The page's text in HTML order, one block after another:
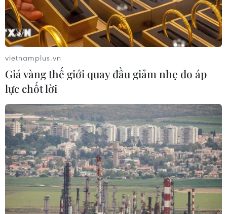
em đang theo học tại Trường Trung học Cơ sở
Ngô Xá bày tỏ bức xúc và gửi đơn đến các cơ
quan chức năng, kiến nghị làm rõ dấu hiệu sai
phạm trong việc thu, nộp tiền bảo hiểm y tế cho
học sinh./.
tiền, bổ sung thẻ bảo hiểm
y tế cho học sinh bị “treo”
quyền lợi
Phòng Giáo dục và Đào tạo huyện Cẩm Khê yêu
cầu ông Trần Tuấn Phương, kế toán Trường Trung
học cơ sở Ngô Xá, hoàn trả 100% số tiền phụ
huynh đã nộp mua bảo hiểm y tế cho học sinh.
vietnamplus.vn
Giá vàng thế giới quay đầu giảm nhẹ do áp
lực chốt lời